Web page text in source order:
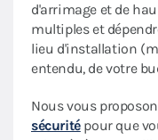
d'arrimage et de
multiples et
lieu d'installation
entendu, de votre
Nous vous
sécuritépour que